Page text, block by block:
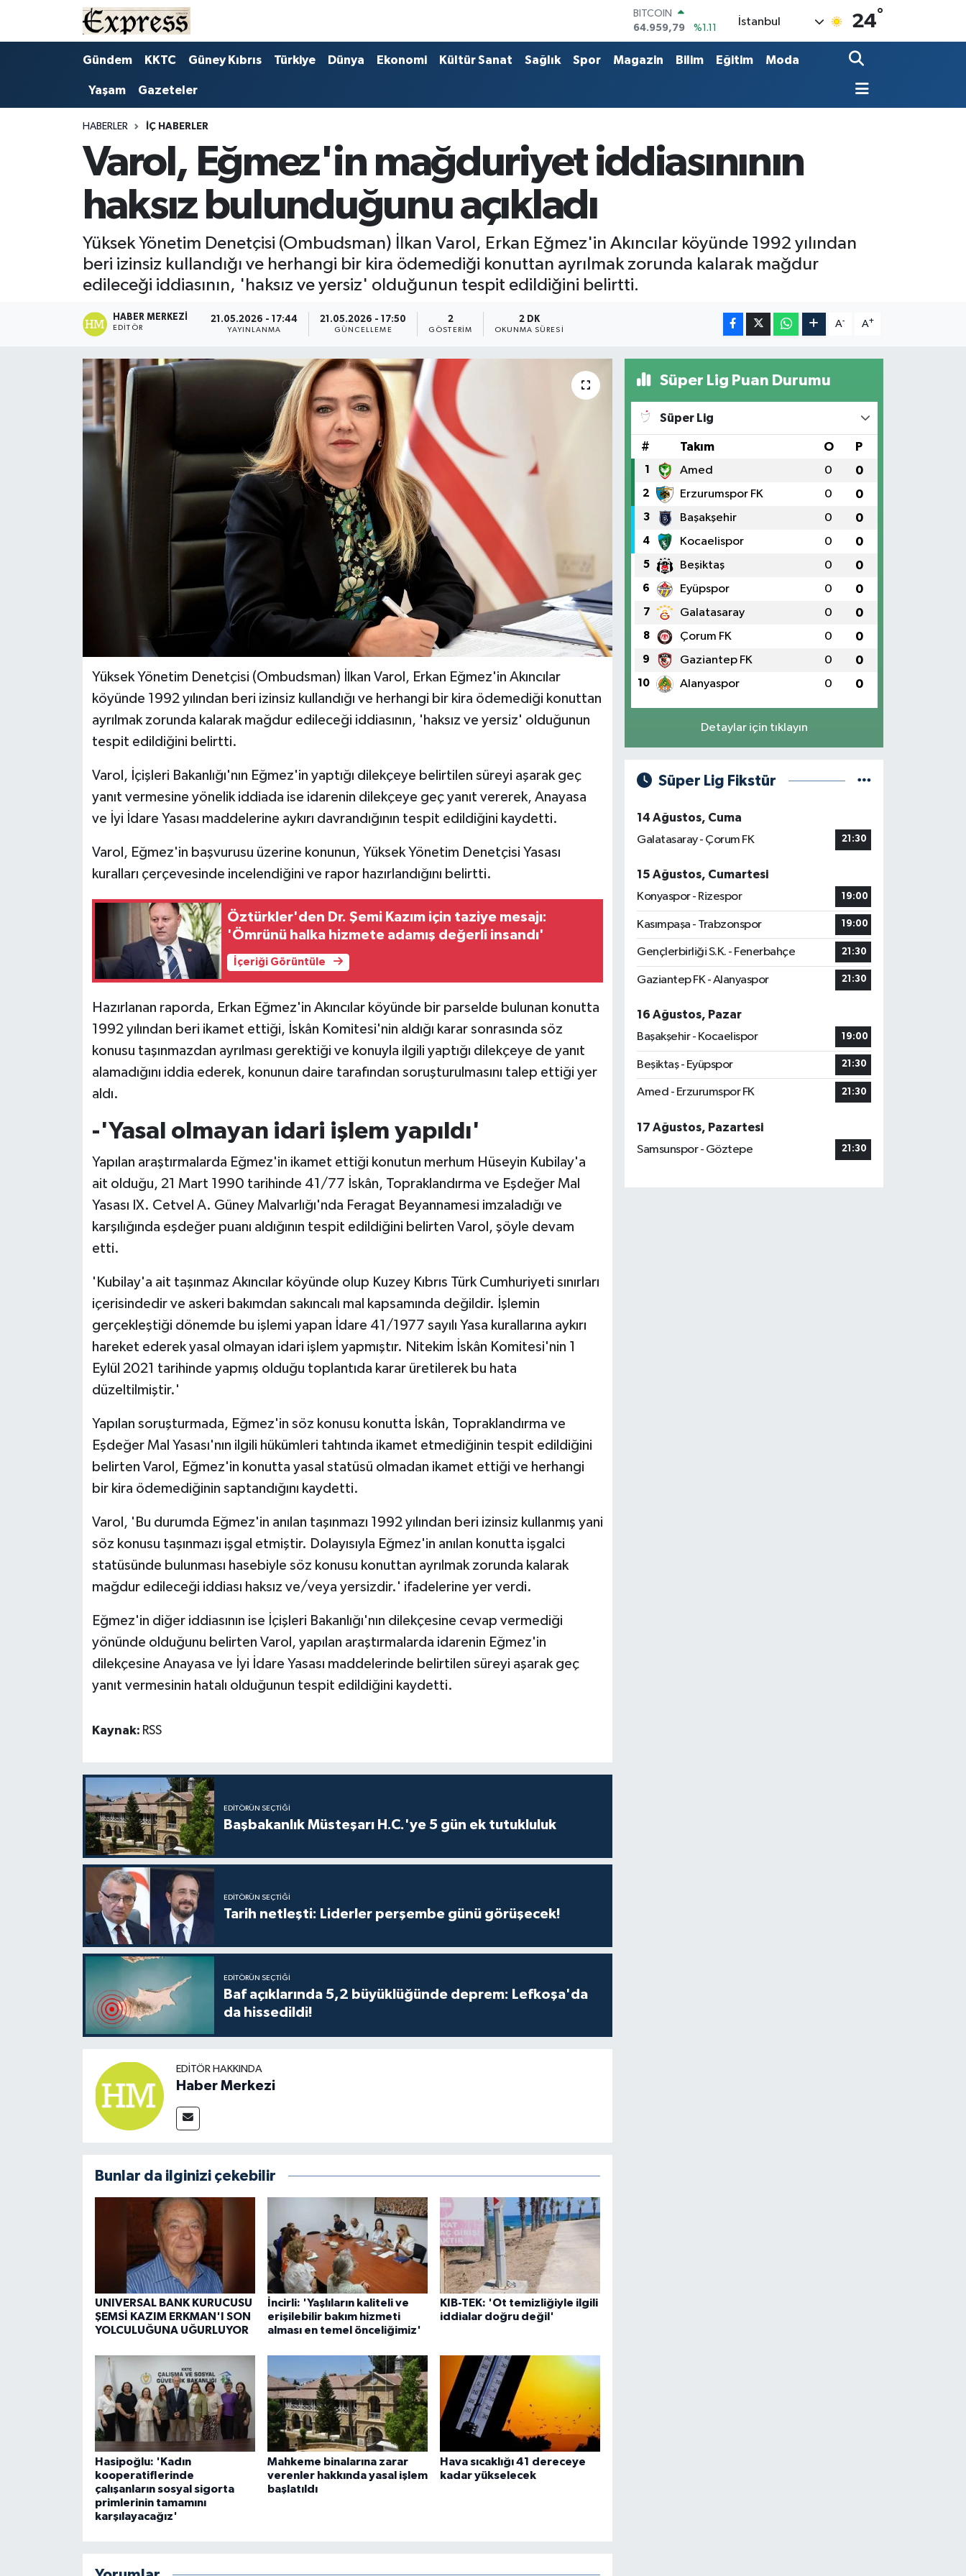
DOLAR
47,7436
%0.18
EURO
55,2510
%0.32
13.779
İstanbul 24°
Gündem KKTC Güney Kıbrıs Türkiye Dünya Ekonomi Kültür Sanat Sağlık Spor Magazin Bilim Eğitim Moda
Yaşam Gazeteler
HABERLER İÇ HABERLER
Varol, Eğmez'in mağduriyet iddiasınının
haksız bulunduğunu açıkladı
Yüksek Yönetim Denetçisi (Ombudsman) İlkan Varol, Erkan Eğmez'in Akıncılar köyünde 1992 yılından
beri izinsiz kullandığı ve herhangi bir kira ödemediği konuttan ayrılmak zorunda kalarak mağdur
edileceği iddiasının, 'haksız ve yersiz' olduğunun tespit edildiğini belirtti.
HABER MERKEZI
EDITÖR
21.05.2026 - 17:44
YAYINLANMA
21.05.2026 - 17:50
GÜNCELLEME
2
GÖSTERIM
2 DK
OKUNMA SÜRESI
A- A+
Yüksek Yönetim Denetçisi (Ombudsman) İlkan Varol, Erkan Eğmez'in Akıncılar
köyünde 1992 yılından beri izinsiz kullandığı ve herhangi bir kira ödemediği konuttan
ayrılmak zorunda kalarak mağdur edileceği iddiasının, 'haksız ve yersiz' olduğunun
tespit edildiğini belirtti.
Varol, İçişleri Bakanlığı'nın Eğmez'in yaptığı dilekçeye belirtilen süreyi aşarak geç
yanıt vermesine yönelik iddiada ise idarenin dilekçeye geç yanıt vererek, Anayasa
ve İyi İdare Yasası maddelerine aykırı davrandığının tespit edildiğini kaydetti.
Varol, Eğmez'in başvurusu üzerine konunun, Yüksek Yönetim Denetçisi Yasası
kuralları çerçevesinde incelendiğini ve rapor hazırlandığını belirtti.
Öztürkler'den Dr. Şemi Kazım için taziye mesajı:
'Ömrünü halka hizmete adamış değerli insandı'
İçeriği Görüntüle
Hazırlanan raporda, Erkan Eğmez'in Akıncılar köyünde bir parselde bulunan konutta
1992 yılından beri ikamet ettiği, İskân Komitesi'nin aldığı karar sonrasında söz
konusu taşınmazdan ayrılması gerektiği ve konuyla ilgili yaptığı dilekçeye de yanıt
alamadığını iddia ederek, konunun daire tarafından soruşturulmasını talep ettiği yer
aldı.
-'Yasal olmayan idari işlem yapıldı'
Yapılan araştırmalarda Eğmez'in ikamet ettiği konutun merhum Hüseyin Kubilay'a
ait olduğu, 21 Mart 1990 tarihinde 41/77 İskân, Topraklandırma ve Eşdeğer Mal
Yasası IX. Cetvel A. Güney Malvarlığı'nda Feragat Beyannamesi imzaladığı ve
karşılığında eşdeğer puanı aldığının tespit edildiğini belirten Varol, şöyle devam
etti.
'Kubilay'a ait taşınmaz Akıncılar köyünde olup Kuzey Kıbrıs Türk Cumhuriyeti sınırları
içerisindedir ve askeri bakımdan sakıncalı mal kapsamında değildir. İşlemin
gerçekleştiği dönemde bu işlemi yapan İdare 41/1977 sayılı Yasa kurallarına aykırı
hareket ederek yasal olmayan idari işlem yapmıştır. Nitekim İskân Komitesi'nin 1
Eylül 2021 tarihinde yapmış olduğu toplantıda karar üretilerek bu hata
düzeltilmiştir.'
Yapılan soruşturmada, Eğmez'in söz konusu konutta İskân, Topraklandırma ve
Eşdeğer Mal Yasası'nın ilgili hükümleri tahtında ikamet etmediğinin tespit edildiğini
belirten Varol, Eğmez'in konutta yasal statüsü olmadan ikamet ettiği ve herhangi
bir kira ödemediğinin saptandığını kaydetti.
Varol, 'Bu durumda Eğmez'in anılan taşınmazı 1992 yılından beri izinsiz kullanmış yani
söz konusu taşınmazı işgal etmiştir. Dolayısıyla Eğmez'in anılan konutta işgalci
statüsünde bulunması hasebiyle söz konusu konuttan ayrılmak zorunda kalarak
mağdur edileceği iddiası haksız ve/veya yersizdir.' ifadelerine yer verdi.
Eğmez'in diğer iddiasının ise İçişleri Bakanlığı'nın dilekçesine cevap vermediği
yönünde olduğunu belirten Varol, yapılan araştırmalarda idarenin Eğmez'in
dilekçesine Anayasa ve İyi İdare Yasası maddelerinde belirtilen süreyi aşarak geç
yanıt vermesinin hatalı olduğunun tespit edildiğini kaydetti.
Kaynak: RSS
EDITÖRÜN SEÇTIĞI
Başbakanlık Müsteşarı H.C.'ye 5 gün ek tutukluluk
EDITÖRÜN SEÇTIĞI
Tarih netleşti: Liderler perşembe günü görüşecek!
EDITÖRÜN SEÇTIĞI
Baf açıklarında 5,2 büyüklüğünde deprem: Lefkoşa'da
da hissedildi!
EDITÖR HAKKINDA
Haber Merkezi
Bunlar da ilginizi çekebilir
UNIVERSAL BANK KURUCUSU
ŞEMSİ KAZIM ERKMAN'I SON
YOLCULUĞUNA UĞURLUYOR
İncirli: 'Yaşlıların kaliteli ve
erişilebilir bakım hizmeti
alması en temel önceliğimiz'
KIB-TEK: 'Ot temizliğiyle ilgili
iddialar doğru değil'
Hasipoğlu: 'Kadın
kooperatiflerinde
çalışanların sosyal sigorta
primlerinin tamamını
karşılayacağız'
Mahkeme binalarına zarar
verenler hakkında yasal işlem
başlatıldı
Hava sıcaklığı 41 dereceye
kadar yükselecek
Süper Lig Puan Durumu
Süper Lig
# Takım O P
1 Amed 0 0
2 Erzurumspor FK 0 0
3 Başakşehir 0 0
4 Kocaelispor 0 0
5 Beşiktaş 0 0
6 Eyüpspor 0 0
7 Galatasaray 0 0
8 Çorum FK 0 0
9 Gaziantep FK 0 0
10 Alanyaspor 0 0
Detaylar için tıklayın
Süper Lig Fikstür
14 Ağustos, Cuma
Galatasaray - Çorum FK
21:30
15 Ağustos, Cumartesi
Konyaspor - Rizespor
19:00
Kasımpaşa - Trabzonspor 19:00
Gençlerbirliği S.K. - Fenerbahçe 21:30
Gaziantep FK - Alanyaspor 21:30
16 Ağustos, Pazar
Başakşehir - Kocaelispor
19:00
Beşiktaş - Eyüpspor 21:30
Amed - Erzurumspor FK 21:30
17 Ağustos, Pazartesi
Samsunspor - Göztepe
21:30
ALAYKÖY
ALSANCAK
ÇATALKÖY
EĞİTİM
ENGLISH
GAZİMAĞUSA
GÜNEY KIBRIS
MAGAZİN
Nöbetçi Eczaneler
ÖZEL HABER
Hava Durumu
Trafik Durumu
Süper Lig Puan Durumu ve Fikstür
Tüm Manşetler
Son Dakika Haberleri
Haber Arşivi